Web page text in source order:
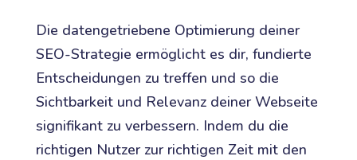
Die datengetriebene Optimierung deiner
SEO-Strategie ermöglicht es dir, fundierte
Entscheidungen zu treffen und so die
Sichtbarkeit und Relevanz deiner Webseite
signifikant zu verbessern. Indem du die
richtigen Nutzer zur richtigen Zeit mit den